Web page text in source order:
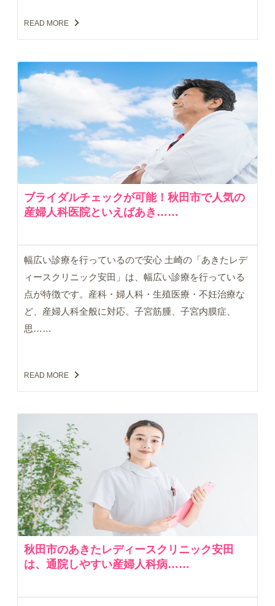
READ MORE
ブライダルチェックが可能！秋田市で人気の
産婦人科医院といえばあき……
幅広い診療を行っているので安心 土崎の「あきたレデ
ィースクリニック安田」は、幅広い診療を行っている
点が特徴です。産科・婦人科・生殖医療・不妊治療な
ど、産婦人科全般に対応。子宮筋腫、子宮内膜症、
思……
READ MORE
秋田市のあきたレディースクリニック安田
は、通院しやすい産婦人科病……